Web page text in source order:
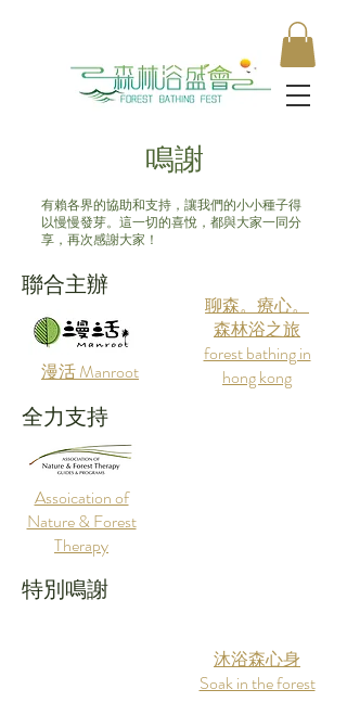
​鳴謝
有賴各界的協助和支持，讓我們的小小種子得
以慢慢發芽。這一切的喜悅，都與大家一同分
享，再次感謝大家！
聯合主辦
聊森。療心。
森林浴之旅
forest bathing in
hong kong
​漫活 Manroot
​全力支持
Assoication of
Nature & Forest
Therapy
特別鳴謝
​沐浴森心身
Soak in the forest